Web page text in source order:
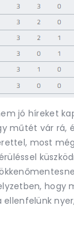
jó híreket
műtét vár rá,
most
hogy